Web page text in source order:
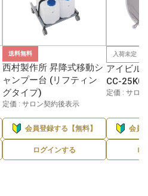
送料無料
西村製作所 昇降式移動シ
ャンプー台 (リフティン
グタイプ)
定価 : サロン契約後表示
会員登録する【無料】
ログインする
入荷未定
アイビル
CC-25K01
定価 : サロ
会員
ロ